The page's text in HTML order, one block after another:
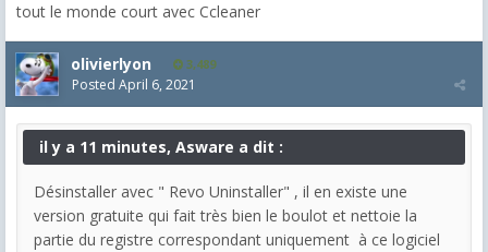
tout le monde court avec Ccleaner
olivierlyon 3,489
Posted April 6, 2021
il y a 11 minutes, Asware a dit :
Désinstaller avec " Revo Uninstaller" , il en existe une
version gratuite qui fait très bien le boulot et nettoie la
partie du registre correspondant uniquement à ce logiciel